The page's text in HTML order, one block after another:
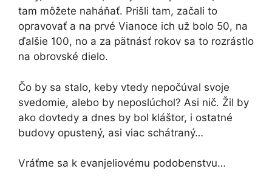
tam môžete naháňať. Prišli tam, začali to
opravovať a na prvé Vianoce ich už bolo 50, na
ďalšie 100, no a za pätnásť rokov sa to rozrástlo
na obrovské dielo.
Čo by sa stalo, keby vtedy nepočúval svoje
svedomie, alebo by neposlúchol? Asi nič. Žil by
ako dovtedy a dnes by bol kláštor, i ostatné
budovy opustený, asi viac schátraný…
Vráťme sa k evanjeliovému podobenstvu…